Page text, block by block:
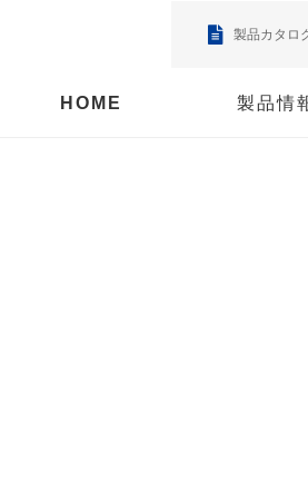
製品カタロ
HOME 製品情